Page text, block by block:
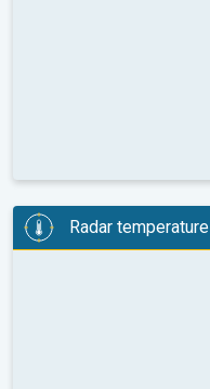
Radar temperature